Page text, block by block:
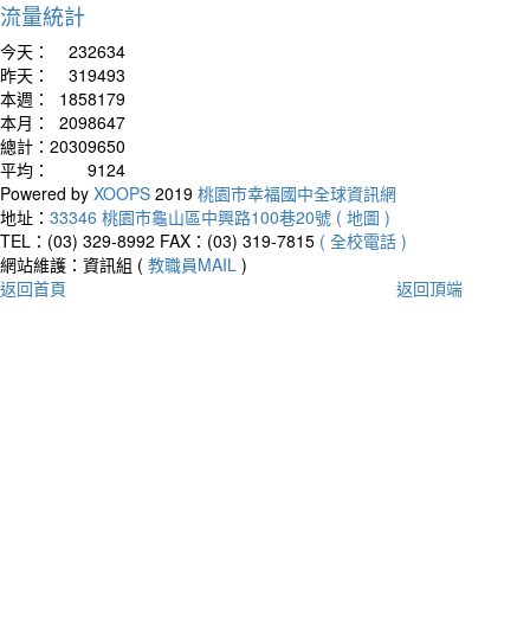
流量統計
今天：
232634
昨天：
319493
本週：
1858179
本月：
2098647
總計： 20309650
平均：
9124
Powered by XOOPS 2019 桃園市幸福國中全球資訊網
地址： 33346 桃園市龜山區中興路100巷20號 ( 地圖 )
TEL：(03) 329-8992 FAX：(03) 319-7815 ( 全校電話 )
網站維護：資訊組 ( 教職員MAIL )
返回首頁
返回頂端